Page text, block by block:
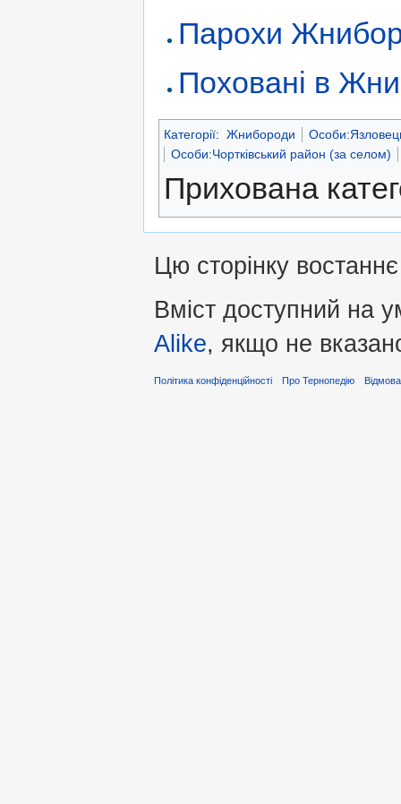
Парохи
Поховані в
Категорії: Жнибороди
Особи:Чортківський район (за селом)
Прихована
Цю сторінку
Вміст доступний на
Alike, якщо не
Політика конфіденційності Про Тернопедію